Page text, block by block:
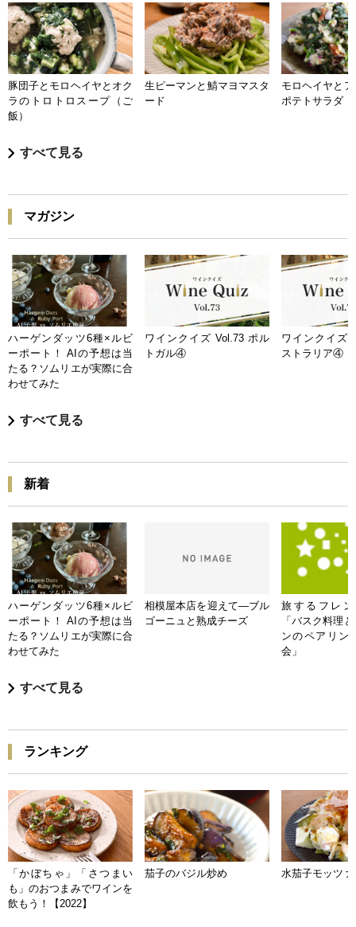
豚団子とモロヘイヤとオク
ラのトロトロスープ（ご
飯）
生ピーマンと鯖マヨマスタ
ード
モロヘイヤと
ポテトサラダ
すべて見る
マガジン
ハーゲンダッツ6種×ルビ
ーポート！ AIの予想は当
たる？ソムリエが実際に合
わせてみた
ワインクイズ Vol.73 ポル
トガル④
ワインクイズ
ストラリア④
すべて見る
新着
ハーゲンダッツ6種×ルビ
ーポート！ AIの予想は当
たる？ソムリエが実際に合
わせてみた
相模屋本店を迎えて―ブル
ゴーニュと熟成チーズ
旅するフレン
「バスク料理
ンのペアリン
会」
すべて見る
ランキング
「かぼちゃ」「さつまい
も」のおつまみでワインを
飲もう！【2022】
茄子のバジル炒め 水茄子モッツァ